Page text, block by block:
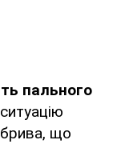
пального
що